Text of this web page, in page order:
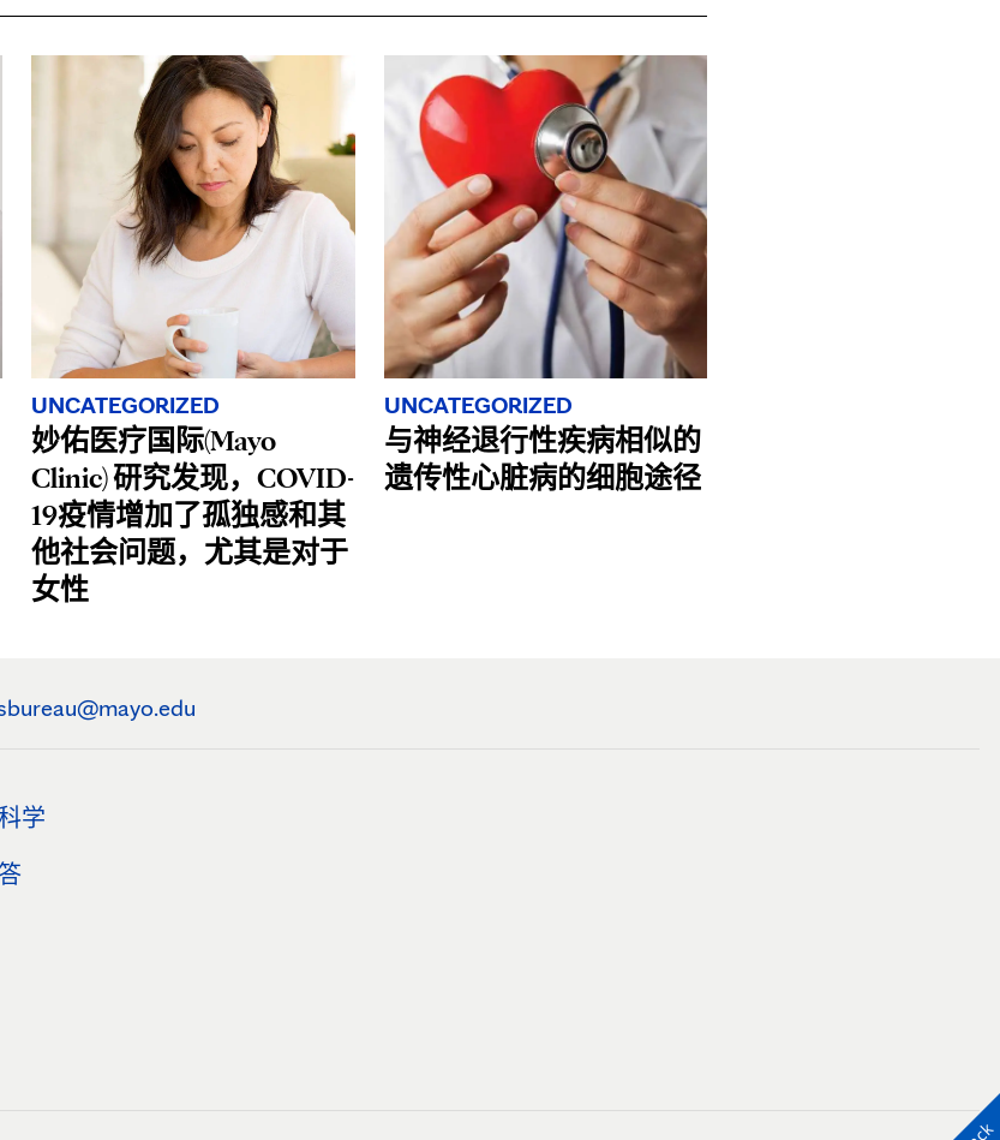
UNCATEGORIZED
妙佑医疗国际(Mayo
Clinic) 研究发现，COVID-
19疫情增加了孤独感和其
他社会问题，尤其是对于
女性
UNCATEGORIZED
与神经退行性疾病相似的
遗传性心脏病的细胞途径
学